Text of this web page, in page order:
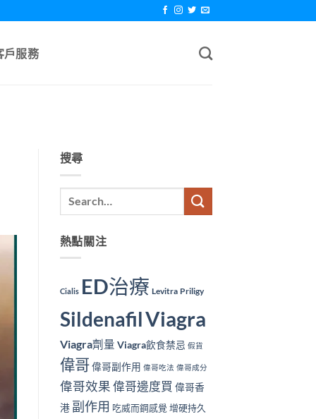
戶服務
搜尋
熱點關注
Cialis ED治療 Levitra Priligy
SildenafilViagra
Viagra劑量 Viagra飲食禁忌 假貨
偉哥 偉哥副作用 偉哥吃法 偉哥成分
偉哥效果偉哥邊度買 偉哥香
港 副作用 吃威而鋼感覺 增硬持久